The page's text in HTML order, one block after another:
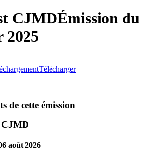
CJMDÉmission du
2025
Télécharger
de cette émission
août 2026